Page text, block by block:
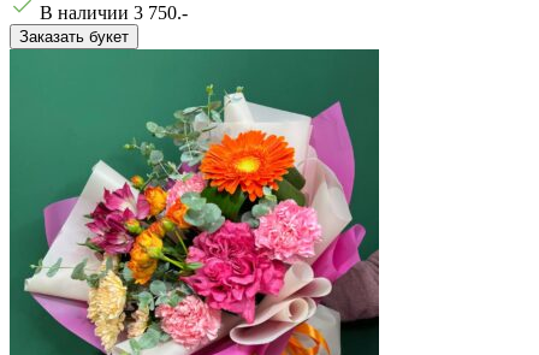
В наличии 3 750.-
Заказать букет